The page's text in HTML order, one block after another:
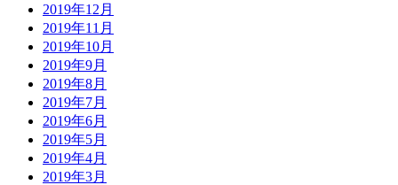
2019年12月
2019年11月
2019年10月
2019年9月
2019年8月
2019年7月
2019年6月
2019年5月
2019年4月
2019年3月